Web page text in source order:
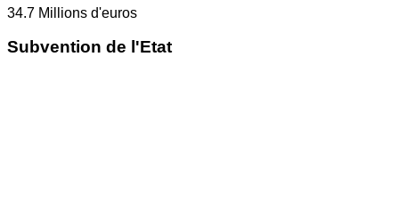
34.7 Millions d'euros
Subvention de l'Etat